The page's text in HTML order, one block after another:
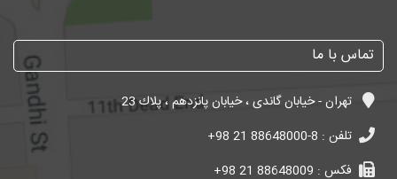
تماس با ما
تهران - خیابان گاندی ، خیابان پانزدهم ، پلاك 23
تلفن : +98 21 88648000-8
فکس : +98 21 88648009